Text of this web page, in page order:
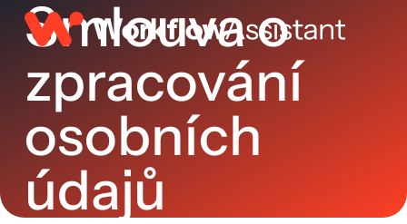
Smlouva o
zpracování
osobních
údajů